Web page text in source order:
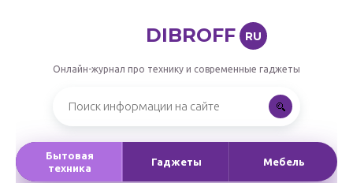
DIBROFF RU
Онлайн-журнал про технику и современные гаджеты
Бытовая
техника
Гаджеты Мебель